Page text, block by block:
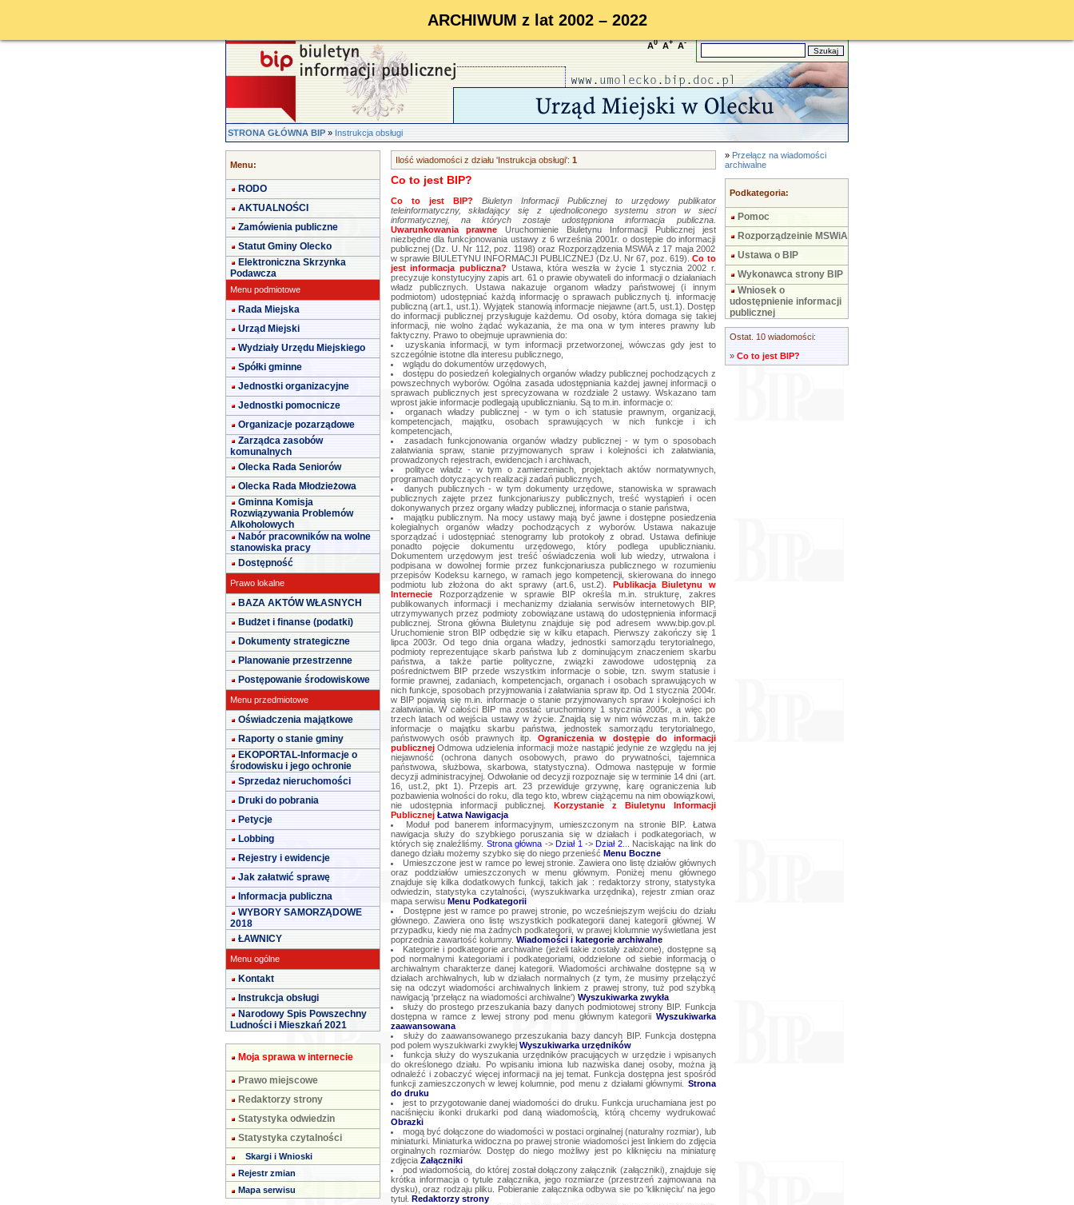
ARCHIWUM z lat 2002 – 2022
A0 A+ A-
STRONA GŁÓWNA BIP»Instrukcja obsługi
Menu:
RODO
AKTUALNOŚCI
Zamówienia publiczne
Statut Gminy Olecko
Elektroniczna Skrzynka
Podawcza
Menu podmiotowe
Rada Miejska
Urząd Miejski
Wydziały Urzędu Miejskiego
Spółki gminne
Jednostki organizacyjne
Jednostki pomocnicze
Organizacje pozarządowe
Zarządca zasobów
komunalnych
Olecka Rada Seniorów
Olecka Rada Młodzieżowa
Gminna Komisja
Rozwiązywania Problemów
Alkoholowych
Nabór pracowników na wolne
stanowiska pracy
Dostępność
Prawo lokalne
BAZA AKTÓW WŁASNYCH
Budżet i finanse (podatki)
Dokumenty strategiczne
Planowanie przestrzenne
Postępowanie środowiskowe
Menu przedmiotowe
Oświadczenia majątkowe
Raporty o stanie gminy
EKOPORTAL-Informacje o
środowisku i jego ochronie
Sprzedaż nieruchomości
Druki do pobrania
Petycje
Lobbing
Rejestry i ewidencje
Jak załatwić sprawę
Informacja publiczna
WYBORY SAMORZĄDOWE
2018
ŁAWNICY
Menu ogólne
Kontakt
Instrukcja obsługi
Narodowy Spis Powszechny
Ludności i Mieszkań 2021
Moja sprawa w internecie
Prawo miejscowe
Redaktorzy strony
Statystyka odwiedzin
Statystyka czytalności
Skargi i Wnioski
Rejestr zmian
Mapa serwisu
Ilość wiadomości z działu 'Instrukcja obsługi': 1
Co to jest BIP?
Co to jest BIP?
Biuletyn Informacji Publicznej to urzędowy publikator
teleinformatyczny, składający się z ujednoliconego systemu stron w sieci
informatycznej, na których zostaje udostępniona informacja publiczna.
Uwarunkowania prawne Uruchomienie Biuletynu Informacji Publicznej jest
niezbędne dla funkcjonowania ustawy z 6 września 2001r. o dostępie do informacji
publicznej (Dz. U. Nr 112, poz. 1198) oraz Rozporządzenia MSWiA z 17 maja 2002
w sprawie BIULETYNU INFORMACJI PUBLICZNEJ (Dz.U. Nr 67, poz. 619).Co to
jest informacja publiczna? Ustawa, która weszła w życie 1 stycznia 2002 r.
precyzuje konstytucyjny zapis art. 61 o prawie obywateli do informacji o działaniach
władz publicznych. Ustawa nakazuje organom władzy państwowej (i innym
podmiotom) udostępniać każdą informację o sprawach publicznych tj. informację
publiczną (art.1, ust.1). Wyjątek stanowią informacje niejawne (art.5, ust.1). Dostęp
do informacji publicznej przysługuje każdemu. Od osoby, która domaga się takiej
informacji, nie wolno żądać wykazania, że ma ona w tym interes prawny lub
faktyczny. Prawo to obejmuje uprawnienia do:
uzyskania informacji, w tym informacji przetworzonej, wówczas gdy jest to
szczególnie istotne dla interesu publicznego,
wglądu do dokumentów urzędowych,
dostępu do posiedzeń kolegialnych organów władzy publicznej pochodzących z
powszechnych wyborów. Ogólna zasada udostępniania każdej jawnej informacji o
sprawach publicznych jest sprecyzowana w rozdziale 2 ustawy. Wskazano tam
wprost jakie informacje podlegają upublicznianiu. Są to m.in. informacje o:
organach władzy publicznej - w tym o ich statusie prawnym, organizacji,
kompetencjach, majątku, osobach sprawujących w nich funkcje i ich
kompetencjach,
zasadach funkcjonowania organów władzy publicznej - w tym o sposobach
załatwiania spraw, stanie przyjmowanych spraw i kolejności ich załatwiania,
prowadzonych rejestrach, ewidencjach i archiwach,
polityce władz - w tym o zamierzeniach, projektach aktów normatywnych,
programach dotyczących realizacji zadań publicznych,
danych publicznych - w tym dokumenty urzędowe, stanowiska w sprawach
publicznych zajęte przez funkcjonariuszy publicznych, treść wystąpień i ocen
dokonywanych przez organy władzy publicznej, informacja o stanie państwa,
majątku publicznym. Na mocy ustawy mają być jawne i dostępne posiedzenia
kolegialnych organów władzy pochodzących z wyborów. Ustawa nakazuje
sporządzać i udostępniać stenogramy lub protokoły z obrad. Ustawa definiuje
ponadto pojęcie dokumentu urzędowego, który podlega upublicznianiu.
Dokumentem urzędowym jest treść oświadczenia woli lub wiedzy, utrwalona i
podpisana w dowolnej formie przez funkcjonariusza publicznego w rozumieniu
przepisów Kodeksu karnego, w ramach jego kompetencji, skierowana do innego
podmiotu lub złożona do akt sprawy (art.6, ust.2). Publikacja Biuletynu w
Internecie
Rozporządzenie w sprawie BIP określa m.in. strukturę, zakres
publikowanych informacji i mechanizmy działania serwisów internetowych BIP,
utrzymywanych przez podmioty zobowiązane ustawą do udostępnienia informacji
publicznej. Strona główna Biuletynu znajduje się pod adresem www.bip.gov.pl.
Uruchomienie stron BIP odbędzie się w kilku etapach. Pierwszy zakończy się 1
lipca 2003r. Od tego dnia organa władzy, jednostki samorządu terytorialnego,
podmioty reprezentujące skarb państwa lub z dominującym znaczeniem skarbu
państwa, a także partie polityczne, związki zawodowe udostępnią za
pośrednictwem BIP przede wszystkim informacje o sobie, tzn. swym statusie i
formie prawnej, zadaniach, kompetencjach, organach i osobach sprawujących w
nich funkcje, sposobach przyjmowania i załatwiania spraw itp. Od 1 stycznia 2004r.
w BIP pojawią się m.in. informacje o stanie przyjmowanych spraw i kolejności ich
załatwiania. W całości BIP ma zostać uruchomiony 1 stycznia 2005r., a więc po
trzech latach od wejścia ustawy w życie. Znajdą się w nim wówczas m.in. także
informacje o majątku skarbu państwa, jednostek samorządu terytorialnego,
państwowych osób prawnych itp. Ograniczenia w dostępie do informacji
publicznejOdmowa udzielenia informacji może nastąpić jedynie ze względu na jej
niejawność (ochrona danych osobowych, prawo do prywatności, tajemnica
państwowa, służbowa, skarbowa, statystyczna). Odmowa następuje w formie
decyzji administracyjnej. Odwołanie od decyzji rozpoznaje się w terminie 14 dni (art.
16, ust.2, pkt 1). Przepis art. 23 przewiduje grzywnę, karę ograniczenia lub
pozbawienia wolności do roku, dla tego kto, wbrew ciążącemu na nim obowiązkowi,
nie udostępnia informacji publicznej. Korzystanie z Biuletynu Informacji
Publicznej Łatwa Nawigacja
Moduł pod banerem informacyjnym, umieszczonym na stronie BIP. Łatwa
nawigacja służy do szybkiego poruszania się w działach i podkategoriach, w
których się znaleźliśmy. Strona główna -> Dział 1 -> Dział 2... Naciskając na link do
danego działu możemy szybko się do niego przenieść Menu Boczne
Umieszczone jest w ramce po lewej stronie. Zawiera ono listę działów głównych
oraz poddziałów umieszczonych w menu głównym. Poniżej menu głównego
znajduje się kilka dodatkowych funkcji, takich jak : redaktorzy strony, statystyka
odwiedzin, statystyka czytalności, (wyszukiwarka urzędnika), rejestr zmian oraz
mapa serwisu Menu Podkategorii
Dostępne jest w ramce po prawej stronie, po wcześniejszym wejściu do działu
głównego. Zawiera ono listę wszystkich podkategorii danej kategorii głównej. W
przypadku, kiedy nie ma żadnych podkategorii, w prawej klolumnie wyświetlana jest
poprzednia zawartość kolumny. Wiadomości i kategorie archiwalne
Kategorie i podkategorie archiwalne (jeżeli takie zostały założone), dostępne są
pod normalnymi kategoriami i podkategoriami, oddzielone od siebie informacją o
archiwalnym charakterze danej kategorii. Wiadomości archiwalne dostępne są w
działach archiwalnych, lub w działach normalnych (z tym, że musimy przełączyć
się na odczyt wiadomości archiwalnych linkiem z prawej strony, tuż pod szybką
nawigacją 'przełącz na wiadomości archiwalne') Wyszukiwarka zwykła
służy do prostego przeszukania bazy danych podmiotowej strony BIP. Funkcja
dostępna w ramce z lewej strony pod menu głównym kategorii Wyszukiwarka
zaawansowana
służy do zaawansowanego przeszukania bazy dancyh BIP. Funkcja dostępna
pod polem wyszukiwarki zwykłej Wyszukiwarka urzędników
funkcja służy do wyszukania urzędników pracujących w urzędzie i wpisanych
do określonego działu. Po wpisaniu imiona lub nazwiska danej osoby, można ją
odnaleźć i zobaczyć więcej informacji na jej temat. Funkcja dostępna jest spośród
funkcji zamieszczonych w lewej kolumnie, pod menu z działami głównymi. Strona
do druku
jest to przygotowanie danej wiadomości do druku. Funkcja uruchamiana jest po
naciśnięciu ikonki drukarki pod daną wiadomością, którą chcemy wydrukować
Obrazki
mogą być dołączone do wiadomości w postaci orginalnej (naturalny rozmiar), lub
miniaturki. Miniaturka widoczna po prawej stronie wiadomości jest linkiem do zdjęcia
orginalnych rozmiarów. Dostęp do niego możliwy jest po kliknięciu na miniaturę
zdjęcia Załączniki
pod wiadomością, do której został dołączony załącznik (załączniki), znajduje się
krótka informacja o tytule załącznika, jego rozmiarze (przestrzeń zajmowana na
dysku), oraz rodzaju pliku. Pobieranie załącznika odbywa sie po 'kliknięciu' na jego
tytuł. Redaktorzy strony
» Przełącz na wiadomości
archiwalne
Podkategoria:
Pomoc
Rozporządzeinie MSWiA
Ustawa o BIP
Wykonawca strony BIP
Wniosek o
udostępnienie informacji
publicznej
Ostat. 10 wiadomości:
» Co to jest BIP?